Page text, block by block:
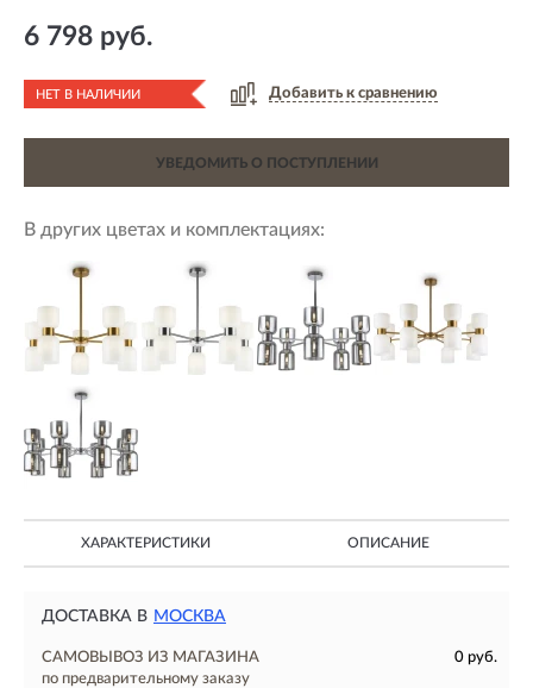
6 798 руб.
НЕТ В НАЛИЧИИ Добавить к сравнению
УВЕДОМИТЬ О ПОСТУПЛЕНИИ
В других цветах и комплектациях:
ХАРАКТЕРИСТИКИ ОПИСАНИЕ
ДОСТАВКА В МОСКВА
САМОВЫВОЗ ИЗ МАГАЗИНА
0 руб.
по предварительному заказу